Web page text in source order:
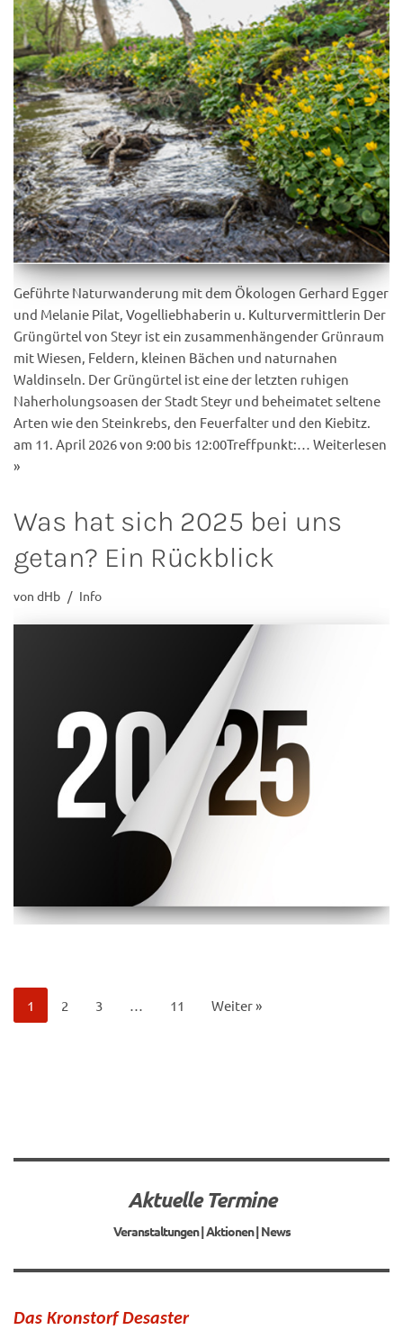
Geführte Naturwanderung mit dem Ökologen Gerhard Egger
und Melanie Pilat, Vogelliebhaberin u. Kulturvermittlerin Der
Grüngürtel von Steyr ist ein zusammenhängender Grünraum
mit Wiesen, Feldern, kleinen Bächen und naturnahen
Waldinseln. Der Grüngürtel ist eine der letzten ruhigen
Naherholungsoasen der Stadt Steyr und beheimatet seltene
Arten wie den Steinkrebs, den Feuerfalter und den Kiebitz.
am 11. April 2026 von 9:00 bis 12:00Treffpunkt:… Weiterlesen
»
Was hat sich 2025 bei uns
getan? Ein Rückblick
von dHb Info
1 2 3 … 11 Weiter »
Aktuelle Termine
Veranstaltungen | Aktionen | News
Das Kronstorf Desaster